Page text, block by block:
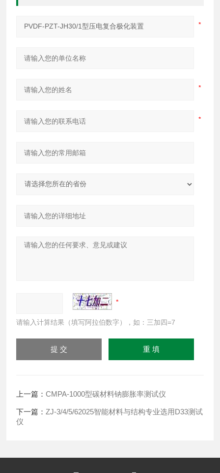
请输入计算结果（填写阿拉伯数字），如：三加四=7
上一篇：CMPA-1000型碳材料钠膨胀率测试仪
下一篇：ZJ-3/4/5/62025智能材料与结构专业选用D33测试
仪